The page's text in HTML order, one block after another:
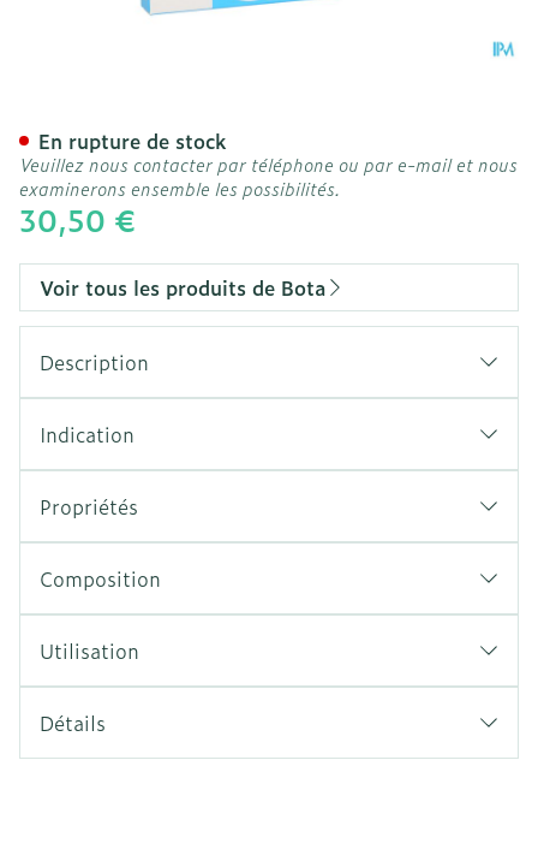
30,50 €
En rupture de stock
Veuillez nous contacter par téléphone ou par e-mail et nous
examinerons ensemble les possibilités.
Voir tous les produits de Bota
Description
Indication
Propriétés
Composition
Utilisation
Détails